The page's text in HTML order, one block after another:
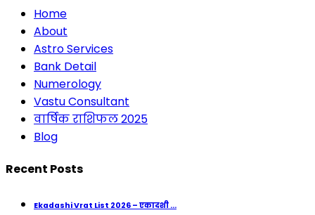
Home
About
Astro Services
Bank Detail
Numerology
Vastu Consultant
वार्षिक राशिफल 2025
Blog
Recent Posts
Ekadashi Vrat List 2026 – एकादशी ...